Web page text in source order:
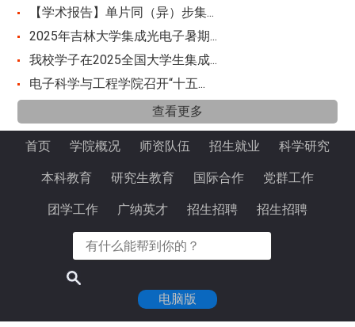
【学术报告】单片同（异）步集...
2025年吉林大学集成光电子暑期...
我校学子在2025全国大学生集成...
电子科学与工程学院召开“十五...
查看更多
首页 学院概况 师资队伍 招生就业 科学研究
本科教育 研究生教育 国际合作 党群工作
团学工作 广纳英才 招生招聘 招生招聘
电脑版